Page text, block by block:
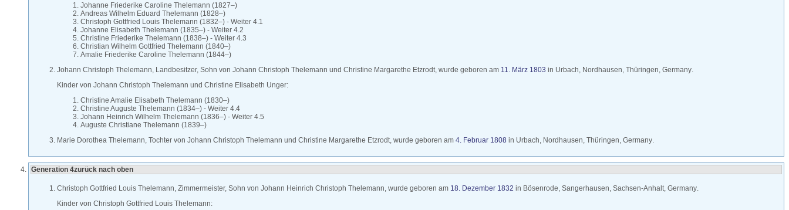
Johanne Friederike Caroline Thelemann (1827–)
Andreas Wilhelm Eduard Thelemann (1828–)
Christoph Gottfried Louis Thelemann (1832–) - Weiter 4.1
Johanne Elisabeth Thelemann (1835–) - Weiter 4.2
Christine Friederike Thelemann (1838–) - Weiter 4.3
Christian Wilhelm Gottfried Thelemann (1840–)
Amalie Friederike Caroline Thelemann (1844–)
Johann Christoph Thelemann, Landbesitzer, Sohn von Johann Christoph Thelemann und Christine Margarethe Etzrodt, wurde geboren am 11. März 1803 in Urbach, Nordhausen, Thüringen, Germany.
Kinder von Johann Christoph Thelemann und Christine Elisabeth Unger:
Christine Amalie Elisabeth Thelemann (1830–)
Christine Auguste Thelemann (1834–) - Weiter 4.4
Johann Heinrich Wilhelm Thelemann (1836–) - Weiter 4.5
Auguste Christiane Thelemann (1839–)
Marie Dorothea Thelemann, Tochter von Johann Christoph Thelemann und Christine Margarethe Etzrodt, wurde geboren am 4. Februar 1808 in Urbach, Nordhausen, Thüringen, Germany.
Generation 4zurück nach oben
Christoph Gottfried Louis Thelemann, Zimmermeister, Sohn von Johann Heinrich Christoph Thelemann, wurde geboren am 18. Dezember 1832 in Bösenrode, Sangerhausen, Sachsen-Anhalt, Germany.
Kinder von Christoph Gottfried Louis Thelemann: